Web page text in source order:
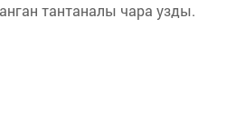
тантаналы чара узды.